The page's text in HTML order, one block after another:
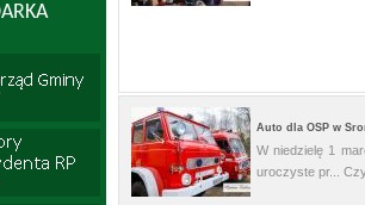
Auto dla OSP w
W niedzielę 1
uroczyste pr...